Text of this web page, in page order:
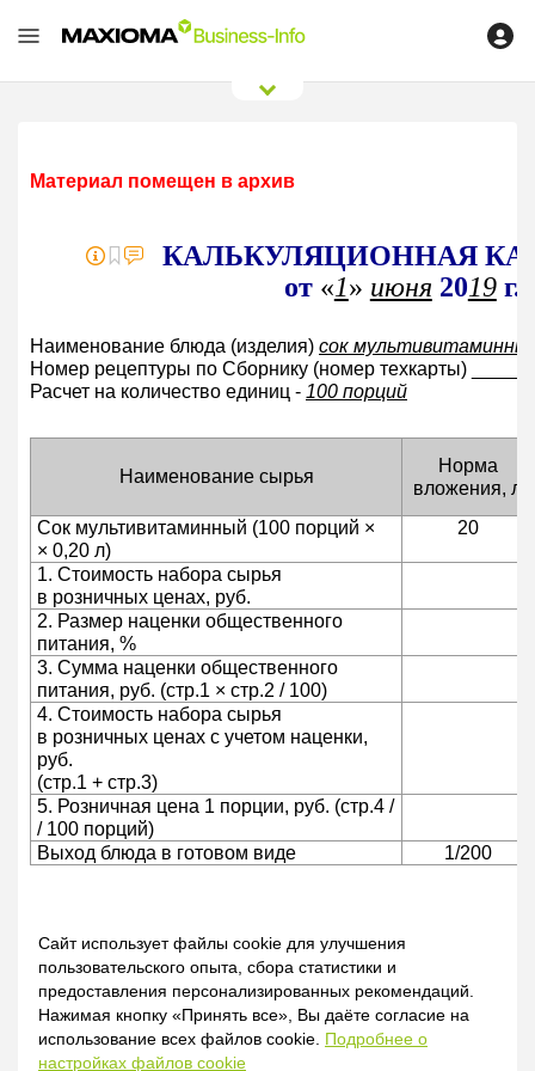
Сайт использует файлы cookie для улучшения
пользовательского опыта, сбора статистики и
предоставления персонализированных рекомендаций.
Нажимая кнопку «Принять все», Вы даёте согласие на
использование всех файлов cookie. Подробнее о
настройках файлов cookie
Материал помещен в архив
КАЛЬКУЛЯЦИОННАЯ
от «1» июня 2019г.
Наименование блюда (изделия) сок
Номер рецептуры по Сборнику (номер техкарты)
Расчет на количество единиц - 100 порций
Наименование сырья
Норма
вложения, л
Сок мультивитаминный (100 порций ×
× 0,20 л)
20
1. Стоимость набора сырья
в розничных ценах, руб.
2. Размер наценки общественного
питания, %
3. Сумма наценки общественного
питания, руб. (стр.1 × стр.2 / 100)
4. Стоимость набора сырья
в розничных ценах с учетом наценки,
руб.
(стр.1 + стр.3)
5. Розничная цена 1 порции, руб. (стр.4 /
/ 100 порций)
Выход блюда в готовом виде
1/200
Людмила Зубко, экономист
Для более детального изучения см.: